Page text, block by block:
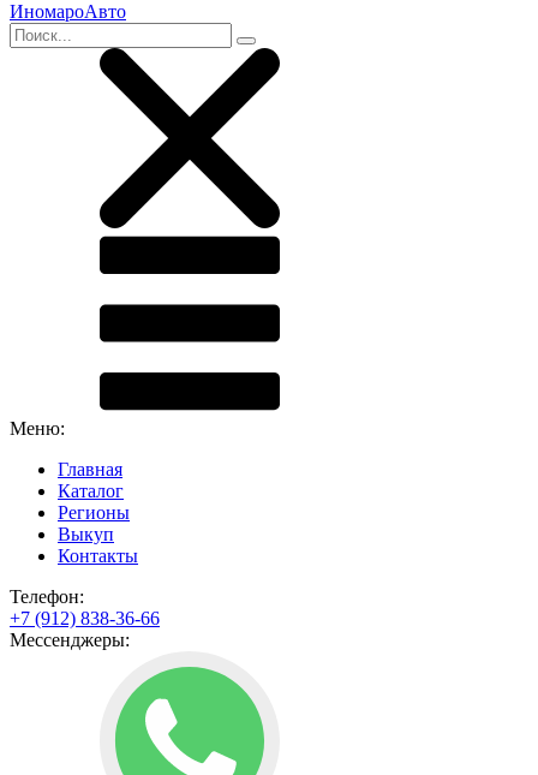
ИномароАвто
Меню:
Главная
Каталог
Регионы
Выкуп
Контакты
Телефон:
+7 (912) 838-36-66
Мессенджеры: